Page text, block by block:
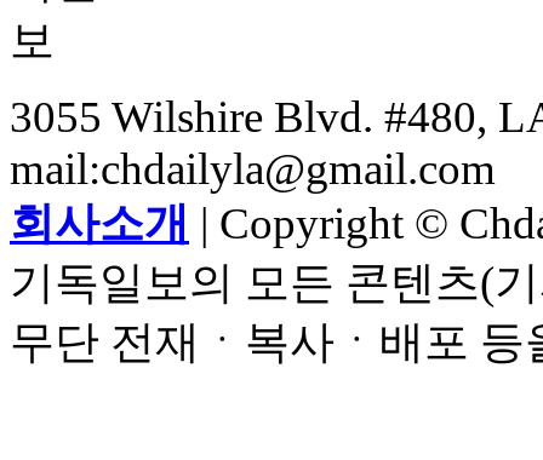
3055 Wilshire Blvd. #480,
mail:chdailyla@gmail.com
회사소개 | Copyright ©
기독일보의 모든 콘텐츠(
무단 전재ㆍ복사ㆍ배포 등